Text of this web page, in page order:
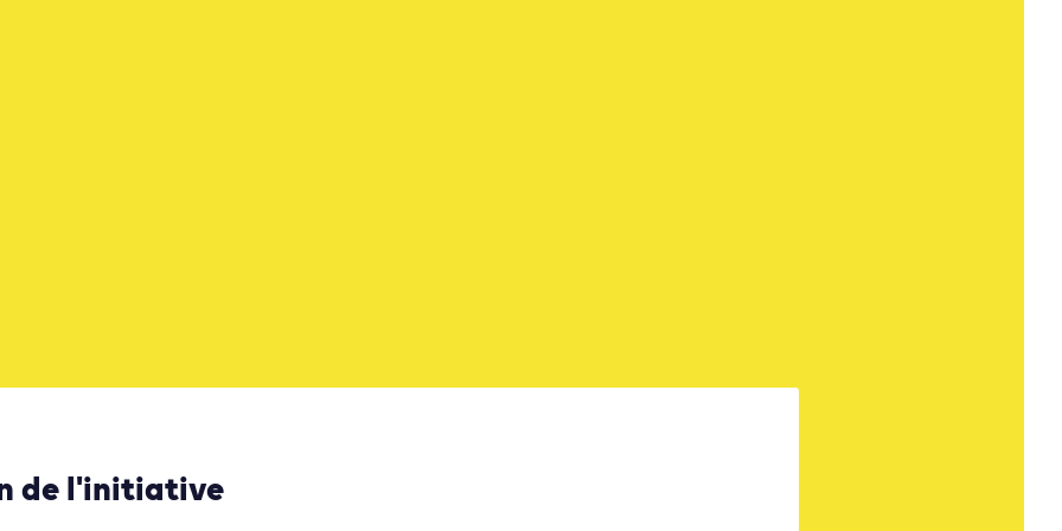
de l'initiative